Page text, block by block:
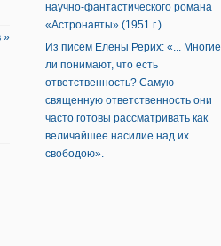
»
научно-фантастического романа
«Астронавты» (1951 г.)
Из писем Елены Рерих: «... Многие
ли понимают, что есть
ответственность? Самую
священную ответственность они
часто готовы рассматривать как
величайшее насилие над их
свободою».